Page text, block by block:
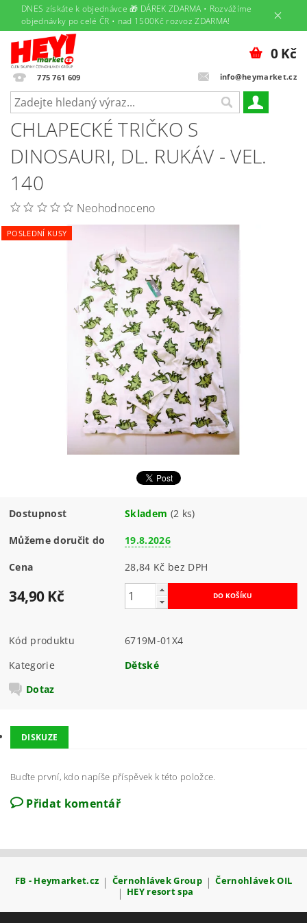
DNES získáte k objednávce 🎁 DÁREK ZDARMA • Rozvážíme
objednávky po celé ČR • nad 1500Kč rozvoz ZDARMA!
775 761 609 info@heymarket.cz
0 Kč
CHLAPECKÉ TRIČKO S
DINOSAURI, DL. RUKÁV - VEL.
140
Neohodnoceno
POSLEDNÍ KUSY
Dostupnost Skladem (2 ks)
Můžeme doručit do 19.8.2026
Cena 28,84 Kč bez DPH
34,90 Kč
Kód produktu
6719M-01X4
Kategorie
Dětské
Dotaz
DISKUZE
Buďte první, kdo napíše příspěvek k této položce.
Přidat komentář
FB - Heymarket.cz | Černohlávek Group | Černohlávek OIL
| HEY resort spa